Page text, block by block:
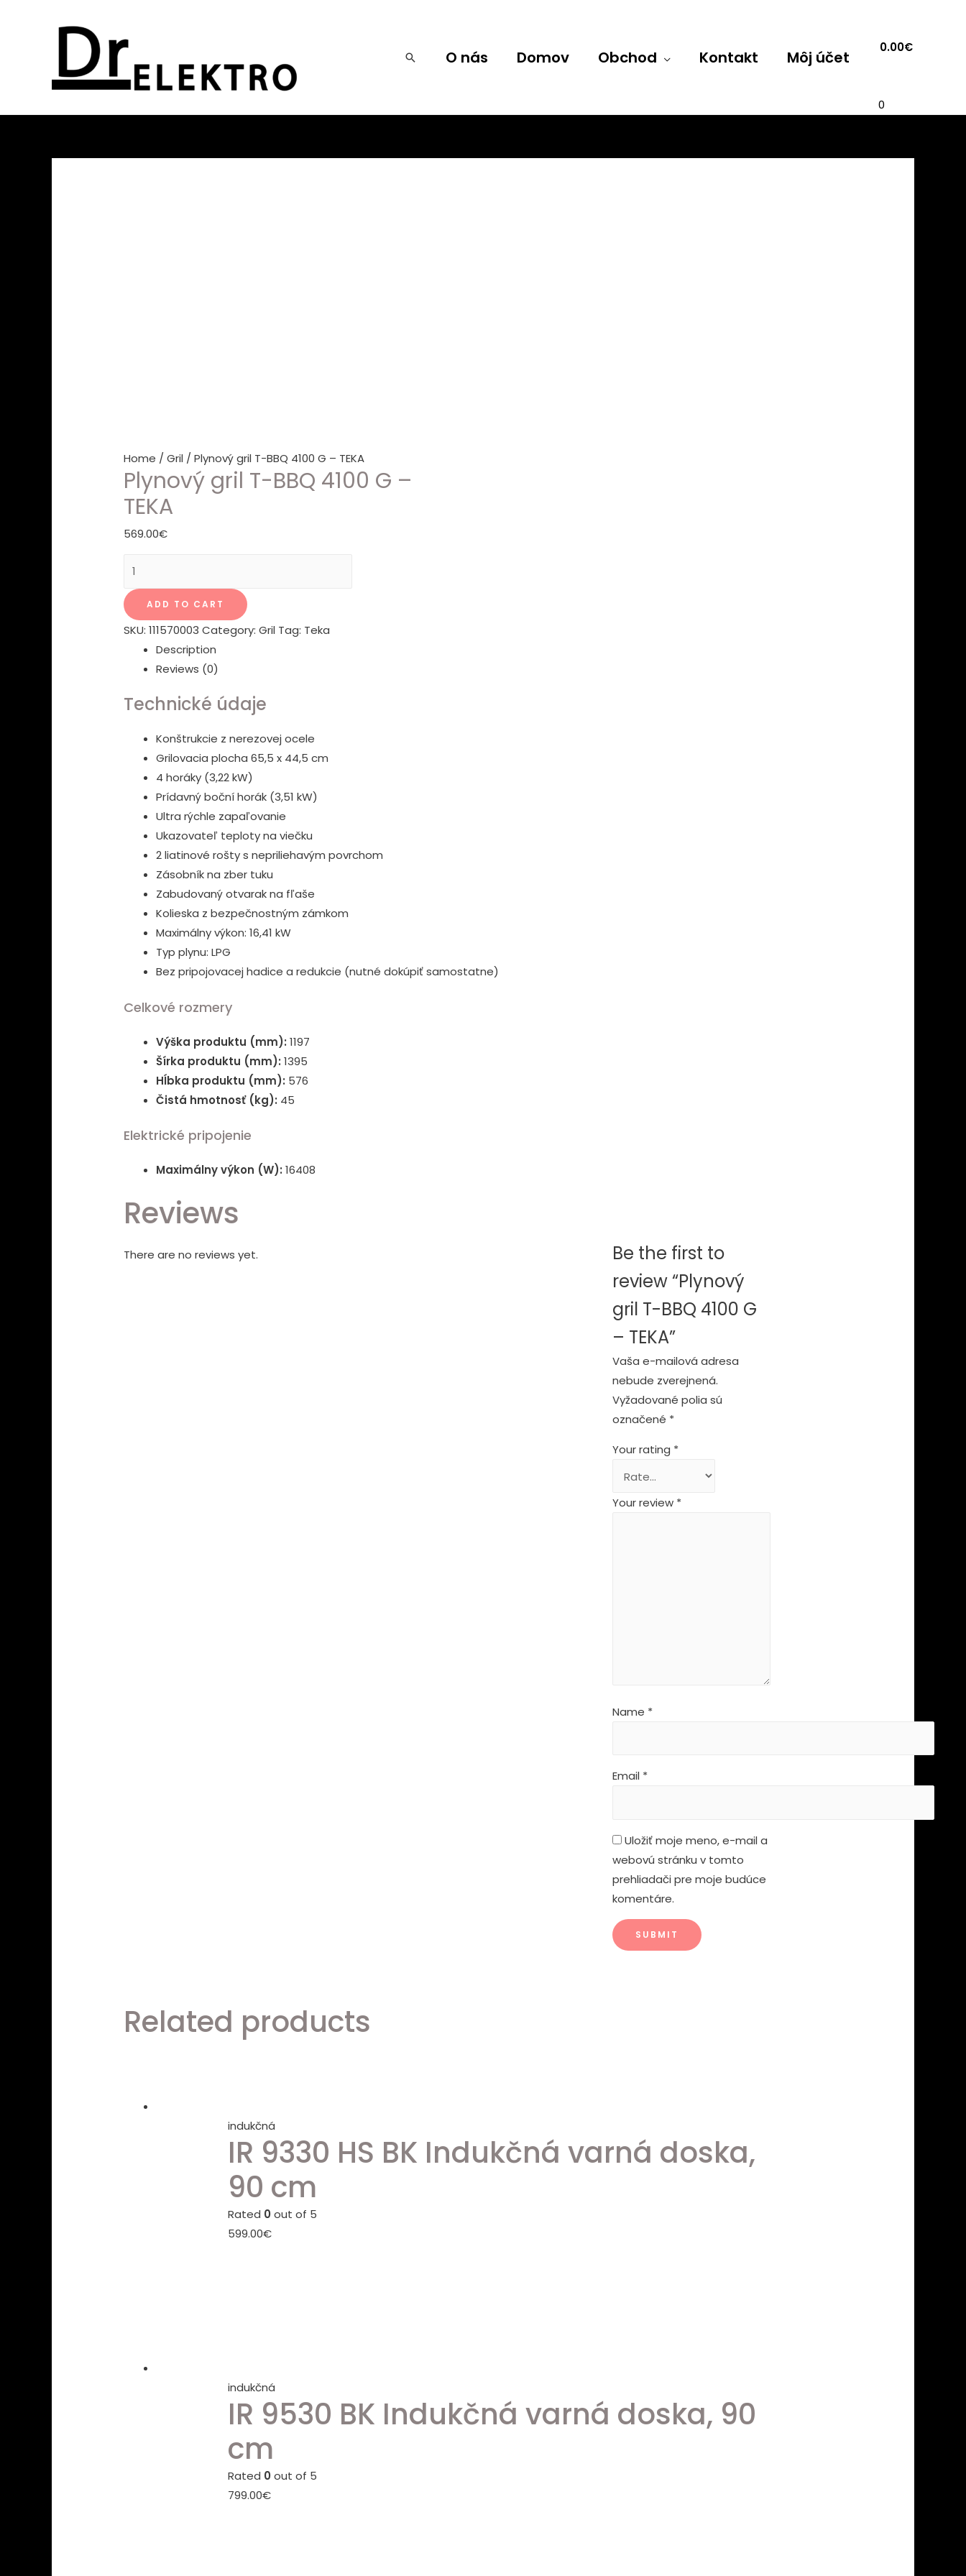
HľadaťO nás Domov Obchod Kontakt Môj účet 0.00€
0
Home /Gril / Plynový gril T-BBQ 4100 G – TEKA
Plynový gril T-BBQ 4100 G –
TEKA
569.00€
T-
BBQ
TEKA
ADD TO CART
SKU:111570003 Category:Gril Tag: Teka
Description
Reviews (0)
Technické údaje
Konštrukcie z nerezovej ocele
Grilovacia plocha 65,5 x 44,5 cm
4 horáky (3,22 kW)
Prídavný boční horák (3,51 kW)
Ultra rýchle zapaľovanie
Ukazovateľ teploty na viečku
2 liatinové rošty s nepriliehavým povrchom
Zásobník na zber tuku
Zabudovaný otvarak na fľaše
Kolieska z bezpečnostným zámkom
Maximálny výkon: 16,41 kW
Typ plynu: LPG
Bez pripojovacej hadice a redukcie (nutné dokúpiť samostatne)
Celkové rozmery
Výška produktu (mm):1197
Šírka produktu (mm):1395
Hĺbka produktu (mm): 576
Čistá hmotnosť (kg): 45
Elektrické pripojenie
Maximálny výkon (W):16408
Reviews
There are no reviews yet.
Be the first to
review “Plynový
gril T-BBQ 4100 G
– TEKA”
Vaša e-mailová adresa
nebude zverejnená.
Vyžadované polia sú
označené *
Your rating *
Your review *
Name *
Email *
Uložiť moje meno, e-mail a
webovú stránku v tomto
prehliadači pre moje budúce
komentáre.
Related products
indukčná
IR 9330 HS BK Indukčná varná doska,
90 cm
Rated 0 out of 5
599.00€
indukčná
IR 9530 BK Indukčná varná doska, 90
cm
Rated 0 out of 5
799.00€